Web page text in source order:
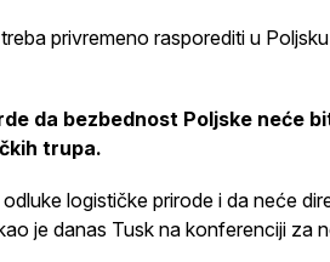
privremeno rasporediti u
da bezbednost Poljske neće
trupa.
logističke prirode i da neće
je danas Tusk na konferenciji za